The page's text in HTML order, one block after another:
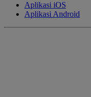
Aplikasi iOS
Aplikasi Android